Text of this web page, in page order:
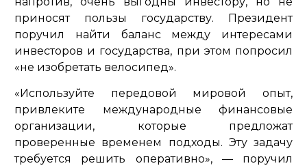
приносят пользы государству. Президент
поручил найти баланс между интересами
инвесторов и государства, при этом попросил
«не изобретать велосипед».
«Используйте передовой мировой опыт,
привлеките международные финансовые
организации, которые предложат
проверенные временем подходы. Эту задачу
требуется решить оперативно»,— поручил